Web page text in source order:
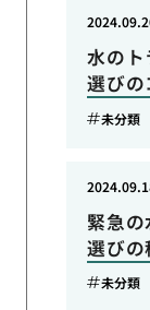
水の
選びの
未分類
緊急
選びの
未分類